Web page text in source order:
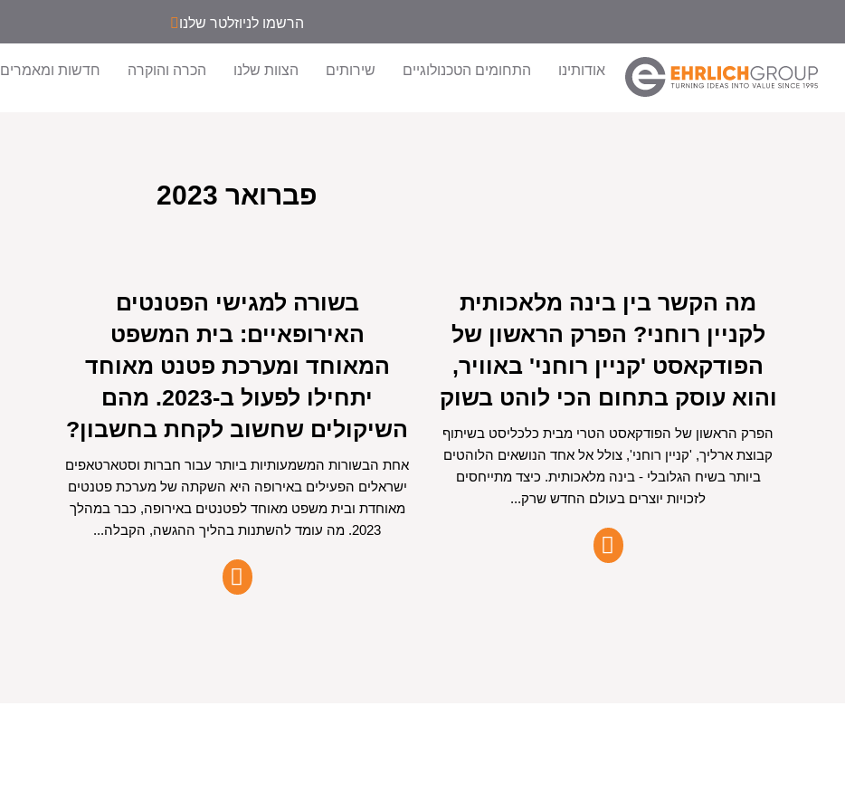
הרשמו לניוזלטר שלנו
אודותינו התחומים הטכנולוגיים שירותים הצוות שלנו הכרה והוקרה חדשות ומאמרים
פברואר 2023
מה הקשר בין בינה מלאכותית
לקניין רוחני? הפרק הראשון של
הפודקאסט 'קניין רוחני' באוויר,
והוא עוסק בתחום הכי לוהט בשוק
הפרק הראשון של הפודקאסט הטרי מבית כלכליסט בשיתוף
קבוצת ארליך, 'קניין רוחני', צולל אל אחד הנושאים הלוהטים
ביותר בשיח הגלובלי - בינה מלאכותית. כיצד מתייחסים
לזכויות יוצרים בעולם החדש שרק...
בשורה למגישי הפטנטים
האירופאיים: בית המשפט
המאוחד ומערכת פטנט מאוחד
יתחילו לפעול ב-2023. מהם
השיקולים שחשוב לקחת בחשבון?
אחת הבשורות המשמעותיות ביותר עבור חברות וסטארטאפים
ישראלים הפעילים באירופה היא השקתה של מערכת פטנטים
מאוחדת ובית משפט מאוחד לפטנטים באירופה, כבר במהלך
2023. מה עומד להשתנות בהליך ההגשה, הקבלה...